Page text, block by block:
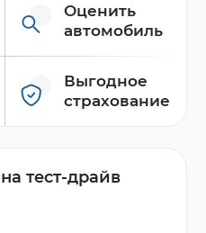
Оценить
автомобиль
Выгодное
страхование
тест-драйв